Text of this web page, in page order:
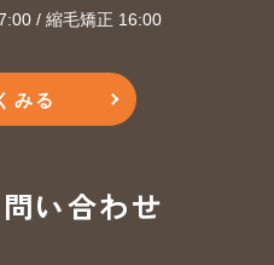
/ 縮毛矯正 16:00
みる
い合わせ